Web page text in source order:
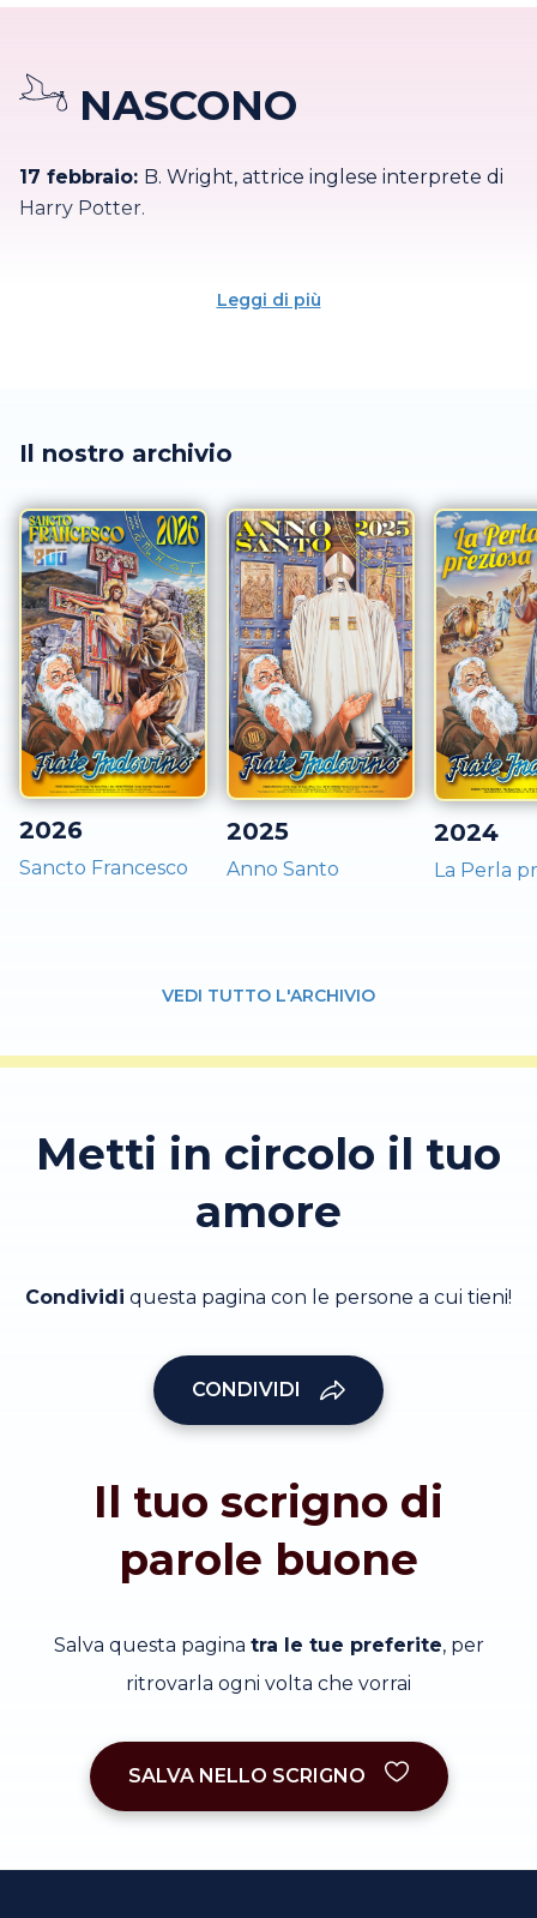
Terminator 2 - Il giorno del giudizio.
NASCONO
17 febbraio: B. Wright, attrice inglese interprete di
Harry Potter.
Leggi di più
Il nostro archivio
2026
Sancto Francesco
2025
Anno Santo
2024
La Perla
VEDI TUTTO L'ARCHIVIO
Metti in circolo il tuo
amore
Condividi questa pagina con le persone a cui tieni!
CONDIVIDI
Il tuo scrigno di
parole buone
Salva questa pagina tra le tue preferite, per
ritrovarla ogni volta che vorrai
SALVA NELLO SCRIGNO